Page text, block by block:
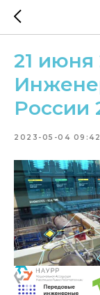
21 июня
России
2023-05-04 09:42